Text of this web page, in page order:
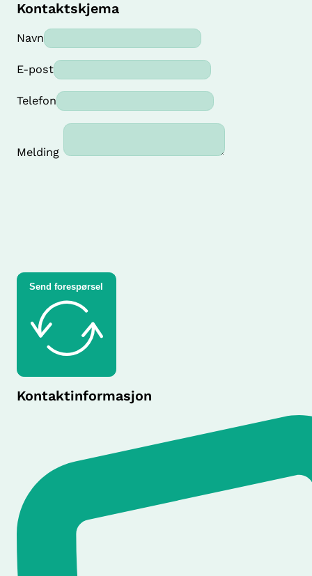
Kontaktskjema
Navn
E-post
Telefon
Melding
Send forespørsel
Kontaktinformasjon